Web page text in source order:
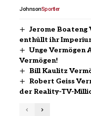
JohnsonSportler
Jerome Boateng
enthüllt ihr
Unge Vermögen
Vermögen!
Bill Kaulitz
Robert Geiss
der Reality-TV-